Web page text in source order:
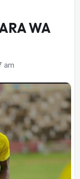
WA
am